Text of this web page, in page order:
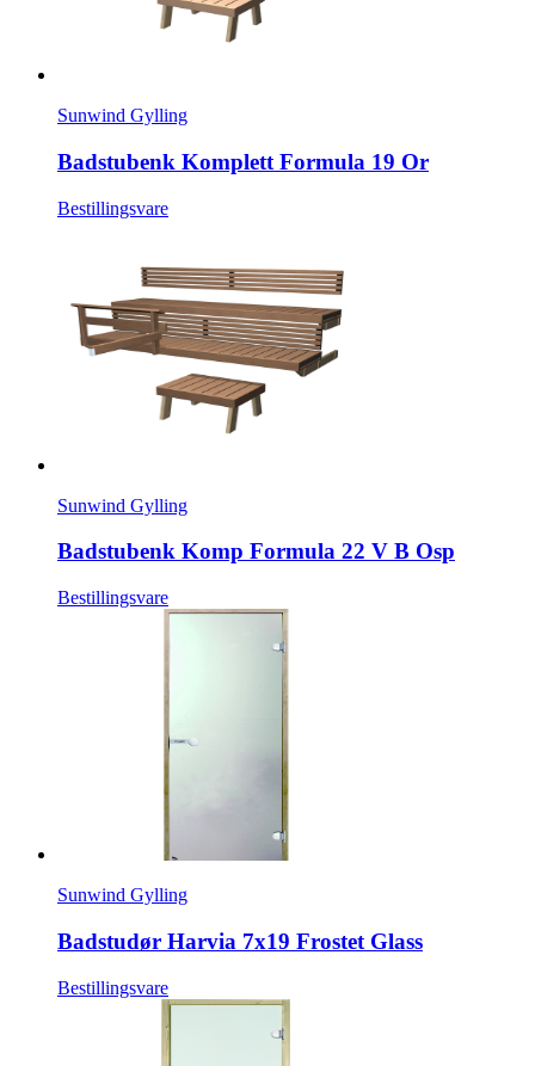
Sunwind Gylling
Badstubenk Komplett Formula 19 Or
Bestillingsvare
Sunwind Gylling
Badstubenk Komp Formula 22 V B Osp
Bestillingsvare
Sunwind Gylling
Badstudør Harvia 7x19 Frostet Glass
Bestillingsvare